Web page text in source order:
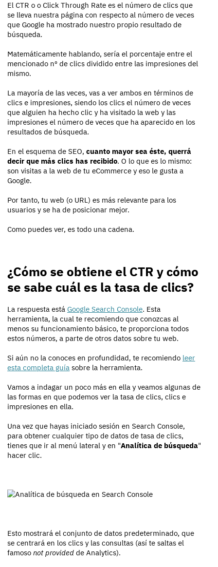
El CTR o o Click Through Rate es el número de clics que
se lleva nuestra página con respecto al número de veces
que Google ha mostrado nuestro propio resultado de
búsqueda.
Matemáticamente hablando, sería el porcentaje entre el
mencionado nº de clics dividido entre las impresiones del
mismo.
La mayoría de las veces, vas a ver ambos en términos de
clics e impresiones, siendo los clics el número de veces
que alguien ha hecho clic y ha visitado la web y las
impresiones el número de veces que ha aparecido en los
resultados de búsqueda.
En el esquema de SEO, cuanto mayor sea éste, querrá
decir que más clics has recibido. O lo que es lo mismo:
son visitas a la web de tu eCommerce y eso le gusta a
Google.
Por tanto, tu web (o URL) es más relevante para los
usuarios y se ha de posicionar mejor.
Como puedes ver, es todo una cadena.
¿Cómo se obtiene el CTR y cómo
se sabe cuál es la tasa de clics?
La respuesta está Google Search Console. Esta
herramienta, la cual te recomiendo que conozcas al
menos su funcionamiento básico, te proporciona todos
estos números, a parte de otros datos sobre tu web.
Si aún no la conoces en profundidad, te recomiendo leer
esta completa guía sobre la herramienta.
Vamos a indagar un poco más en ella y veamos algunas de
las formas en que podemos ver la tasa de clics, clics e
impresiones en ella.
Una vez que hayas iniciado sesión en Search Console,
para obtener cualquier tipo de datos de tasa de clics,
tienes que ir al menú lateral y en "Analítica de búsqueda"
hacer clic.
Esto mostrará el conjunto de datos predeterminado, que
se centrará en los clics y las consultas (así te saltas el
famoso not provided de Analytics).